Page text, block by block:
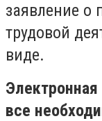
заявление о
трудовой
виде.
все